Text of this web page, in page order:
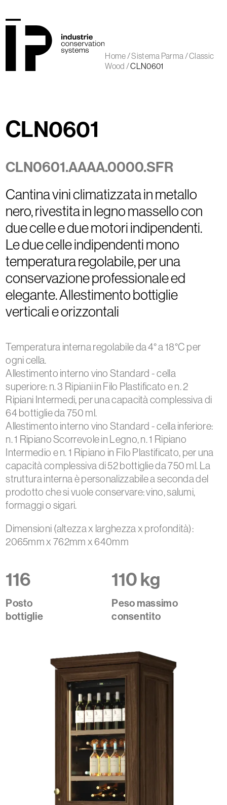
to
content
mobile
mobile
Home/Sistema Parma /Classic
Wood /CLN0601
CLN0601
CLN0601.AAAA.0000.SFR
Cantina vini climatizzata in metallo
nero, rivestita in legno massello con
due celle e due motori indipendenti.
Le due celle indipendenti mono
temperatura regolabile, per una
conservazione professionale ed
elegante. Allestimento bottiglie
verticali e orizzontali
Temperatura interna regolabile da 4° a 18°C per
ogni cella.
Allestimento interno vino Standard - cella
superiore: n. 3 Ripiani in Filo Plastificato e n. 2
Ripiani Intermedi, per una capacità complessiva di
64 bottiglie da 750 ml.
Allestimento interno vino Standard - cella inferiore:
n. 1 Ripiano Scorrevole in Legno, n. 1 Ripiano
Intermedio e n. 1 Ripiano in Filo Plastificato, per una
capacità complessiva di 52 bottiglie da 750 ml. La
struttura interna è personalizzabile a seconda del
prodotto che si vuole conservare: vino, salumi,
formaggi o sigari.
Dimensioni (altezza x larghezza x profondità):
2065mm x 762mm x 640mm
116
Posto
bottiglie
110 kg
Peso massimo
consentito